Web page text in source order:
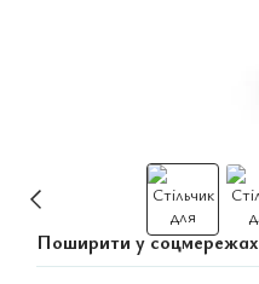
Поширити у соцмережах